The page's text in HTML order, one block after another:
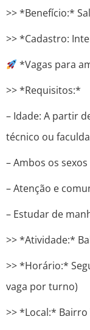
>> *Benefício:*
>> *Cadastro:
*Vagas para
>> *Requisitos:*
– Idade: A partir
técnico ou
– Ambos os sexos
– Atenção e
– Estudar de
>> *Atividade:*
>> *Horário:*
vaga por turno)
>> *Local:* Bairro